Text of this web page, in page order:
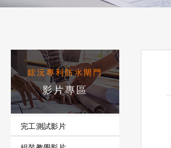
影片專區
完工測試影片